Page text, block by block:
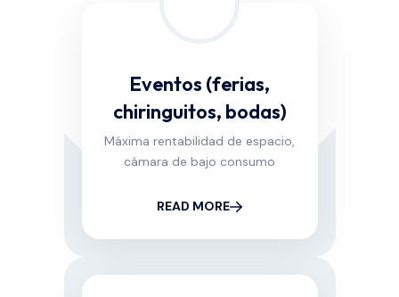
Eventos (ferias,
chiringuitos, bodas)
Máxima rentabilidad de espacio,
cámara de bajo consumo
READ MORE